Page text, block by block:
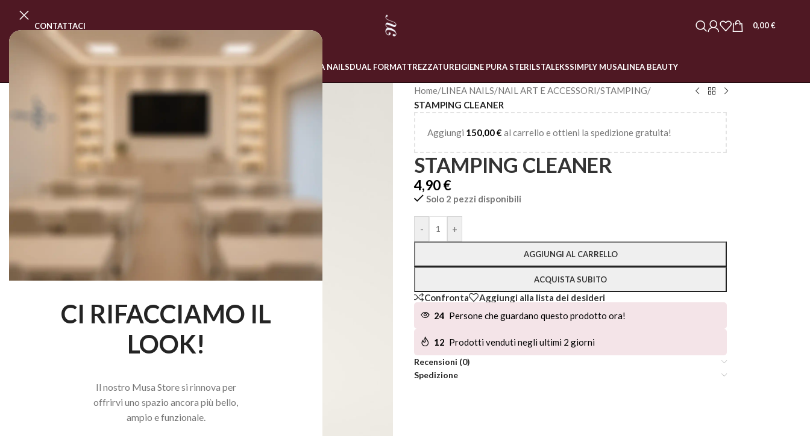
CI RIFACCIAMO IL
LOOK!
Il nostro Musa Store si rinnova per
offrirvi uno spazio ancora più bello,
ampio e funzionale.
CONTATTACI 0,00€
PROGRAMMA MASTER CLASSCORSI ONLINE LINEA NAILSDUAL FORMATTREZZATUREIGIENE PURA STERILSTALEKSSIMPLY MUSALINEA BEAUTY
Home/LINEA NAILS/NAIL ART E ACCESSORI/STAMPING/
STAMPING CLEANER
Aggiungi 150,00€ al carrello e ottieni la spedizione gratuita!
STAMPING CLEANER
4,90€
Solo 2 pezzi disponibili
- +
AGGIUNGI AL CARRELLO
ACQUISTA SUBITO
Alternative:
Confronta
Aggiungi alla lista dei desideri
24 Persone che guardano questo prodotto ora!
12 Prodotti venduti negli ultimi 2 giorni
Recensioni (0)
Spedizione